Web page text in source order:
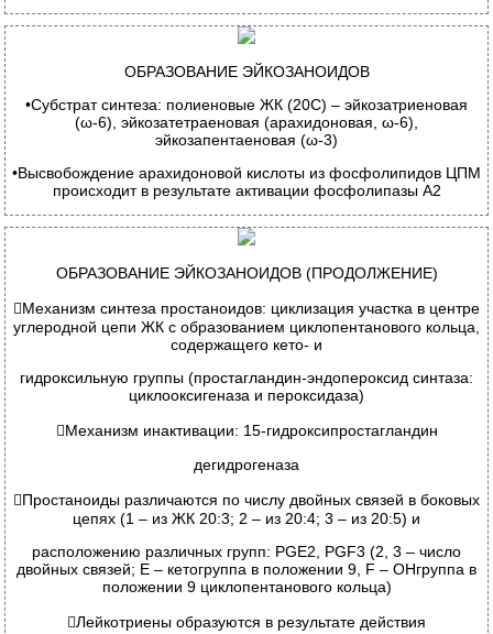
ОБРАЗОВАНИЕ ЭЙКОЗАНОИДОВ
•Субстрат синтеза: полиеновые ЖК (20С) – эйкозатриеновая
(ω-6), эйкозатетраеновая (арахидоновая, ω-6),
эйкозапентаеновая (ω-3)
•Высвобождение арахидоновой кислоты из фосфолипидов ЦПМ
происходит в результате активации фосфолипазы А2
ОБРАЗОВАНИЕ ЭЙКОЗАНОИДОВ (ПРОДОЛЖЕНИЕ)
Механизм синтеза простаноидов: циклизация участка в центре
углеродной цепи ЖК с образованием циклопентанового кольца,
содержащего кето- и
гидроксильную группы (простагландин-эндопероксид синтаза:
циклооксигеназа и пероксидаза)
Механизм инактивации: 15-гидроксипростагландин
дегидрогеназа
Простаноиды различаются по числу двойных связей в боковых
цепях (1 – из ЖК 20:3; 2 – из 20:4; 3 – из 20:5) и
расположению различных групп: PGЕ2, PGF3 (2, 3 – число
двойных связей; Е – кетогруппа в положении 9, F – ОНгруппа в
положении 9 циклопентанового кольца)
Лейкотриены образуются в результате действия